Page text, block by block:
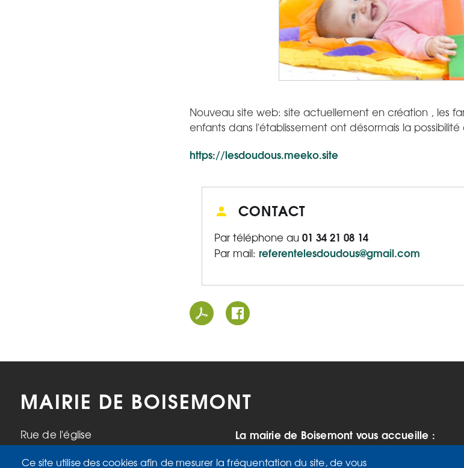
Nouveau site web: site actuellement en création , les
enfants dans l'établissement ont désormais la
https://lesdoudous.meeko.site
CONTACT
Par téléphone au01 34 21 08 14
Par mail: referentelesdoudous@gmail.com
MAIRIE DE BOISEMONT
Rue de l'église
95000 Boisemont
Tél. 01 34 42 34 98
La mairie de Boisemont vous accueille :
Mardi, vendredi de 9h à 12h et de 14h à
17h
Ce site utilise des cookies afin de mesurer la fréquentation du site, de vous